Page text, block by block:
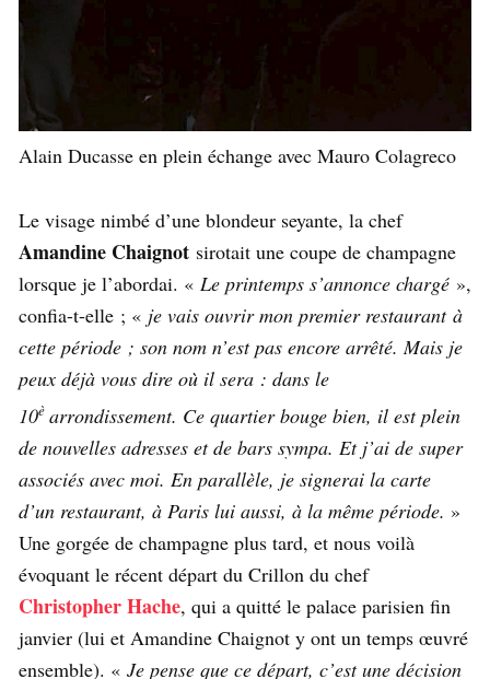
Alain Ducasse en plein échange avec Mauro Colagreco
Le visage nimbé d’une blondeur seyante, la chef
Amandine Chaignot sirotait une coupe de champagne
lorsque je l’abordai. « Le printemps s’annonce chargé »,
confia-t-elle ; « je vais ouvrir mon premier restaurant à
cette période ; son nom n’est pas encore arrêté. Mais je
peux déjà vous dire où il sera : dans le
10è arrondissement. Ce quartier bouge bien, il est plein
de nouvelles adresses et de bars sympa. Et j’ai de super
associés avec moi. En parallèle, je signerai la carte
d’un restaurant, à Paris lui aussi, à la même période. »
Une gorgée de champagne plus tard, et nous voilà
évoquant le récent départ du Crillon du chef
Christopher Hache, qui a quitté le palace parisien fin
janvier (lui et Amandine Chaignot y ont un temps œuvré
ensemble). « Je pense que ce départ, c’est une décision